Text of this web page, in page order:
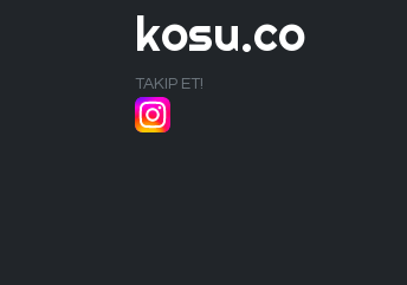
kosu.co
TAKIP ET!